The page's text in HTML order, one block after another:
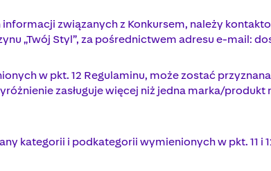
związanych z Konkursem, należy
„Twój Styl”, za pośrednictwem adresu e-mail:
w pkt. 12 Regulaminu, może zostać
zasługuje więcej niż jedna marka/
kategorii i podkategorii wymienionych w pkt. 11 i